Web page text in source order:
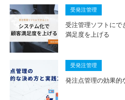
受発注管理
受注管理ソフトにで
満足度を上げる
受発注管理
発注点管理の効果的